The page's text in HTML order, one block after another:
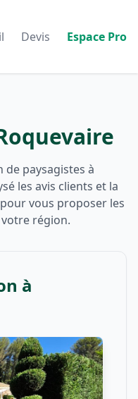
Devis Espace Pro
de paysagistes à
les avis clients et la
vous proposer les
région.
à